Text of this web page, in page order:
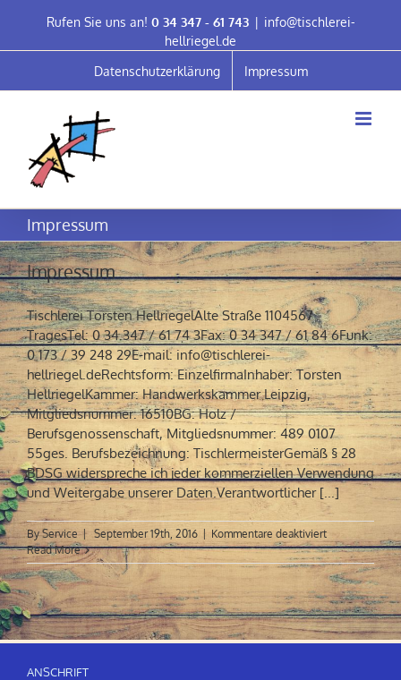
content
Rufen Sie uns an! 0 34 347 - 61 743 | info@tischlerei-
hellriegel.de
Datenschutzerklärung
Impressum
Impressum
Impressum
Tischlerei Torsten HellriegelAlte Straße 1104567
TragesTel: 0 34 347 / 61 74 3Fax: 0 34 347 / 61 84 6Funk:
0 173 / 39 248 29E-mail: info@tischlerei-
hellriegel.deRechtsform: EinzelfirmaInhaber: Torsten
HellriegelKammer: Handwerkskammer Leipzig,
Mitgliedsnummer: 16510BG: Holz /
Berufsgenossenschaft, Mitgliedsnummer: 489 0107
55ges. Berufsbezeichnung: TischlermeisterGemäß § 28
BDSG widerspreche ich jeder kommerziellen Verwendung
und Weitergabe unserer Daten.Verantwortlicher [...]
ByService | September 19th, 2016 | Kommentare deaktiviertfür
Impressum
Read More
ANSCHRIFT